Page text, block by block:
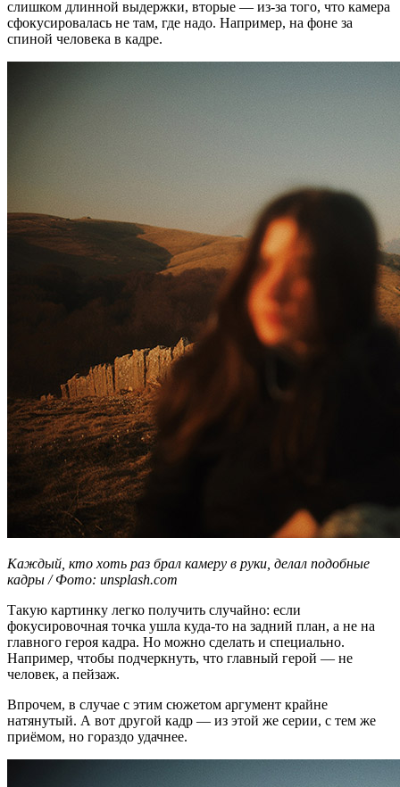
слишком длинной выдержки, вторые — из-за того, что камера
сфокусировалась не там, где надо. Например, на фоне за
спиной человека в кадре.
Каждый, кто хоть раз брал камеру в руки, делал подобные
кадры / Фото: unsplash.com
Такую картинку легко получить случайно: если
фокусировочная точка ушла куда-то на задний план, а не на
главного героя кадра. Но можно сделать и специально.
Например, чтобы подчеркнуть, что главный герой — не
человек, а пейзаж.
Впрочем, в случае с этим сюжетом аргумент крайне
натянутый. А вот другой кадр — из этой же серии, с тем же
приёмом, но гораздо удачнее.